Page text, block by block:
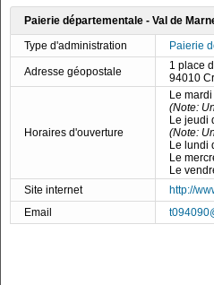
Paierie départementale - Val de
Type d'administration
Paierie
Adresse géopostale
1 place
94010
Horaires d'ouverture
Le
(Note:
Le jeudi
(Note:
Le lundi
Le
Le
Site internet
http://
Email